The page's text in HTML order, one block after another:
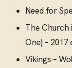
Need for
The Church
One) – 2017
Vikings –